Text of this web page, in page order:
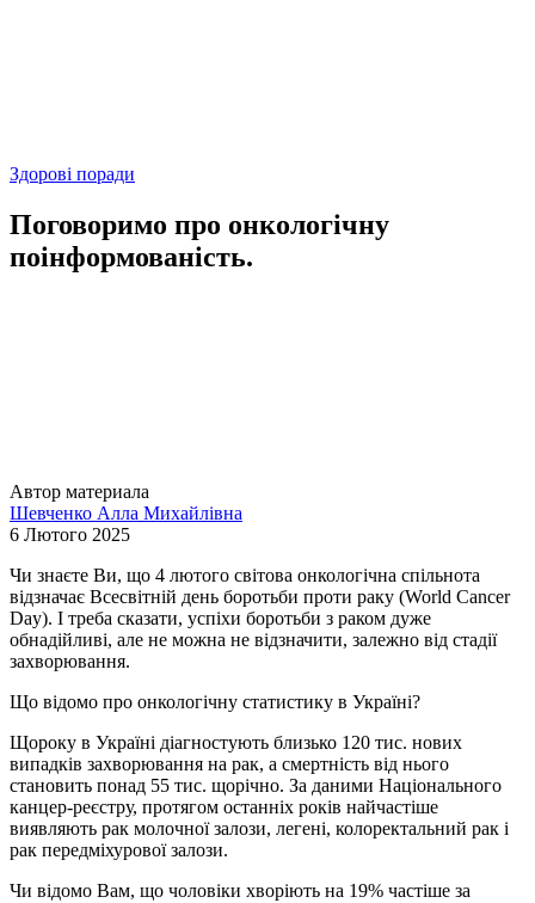
Здорові поради
Поговоримо про онкологічну
поінформованість.
Автор материала
Шевченко Алла Михайлівна
6 Лютого 2025
Чи знаєте Ви, що 4 лютого світова онкологічна спільнота
відзначає Всесвітній день боротьби проти раку (World Cancer
Day). І треба сказати, успіхи боротьби з раком дуже
обнадійливі, але не можна не відзначити, залежно від стадії
захворювання.
Що відомо про онкологічну статистику в Україні?
Щороку в Україні діагностують близько 120 тис. нових
випадків захворювання на рак, а смертність від нього
становить понад 55 тис. щорічно. За даними Національного
канцер-реєстру, протягом останніх років найчастіше
виявляють рак молочної залози, легені, колоректальний рак і
рак передміхурової залози.
Чи відомо Вам, що чоловіки хворіють на 19% частіше за